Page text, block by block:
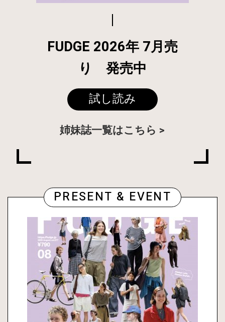
FUDGE 2026年 7月売
り 発売中
試し読み
姉妹誌一覧はこちら
PRESENT & EVENT